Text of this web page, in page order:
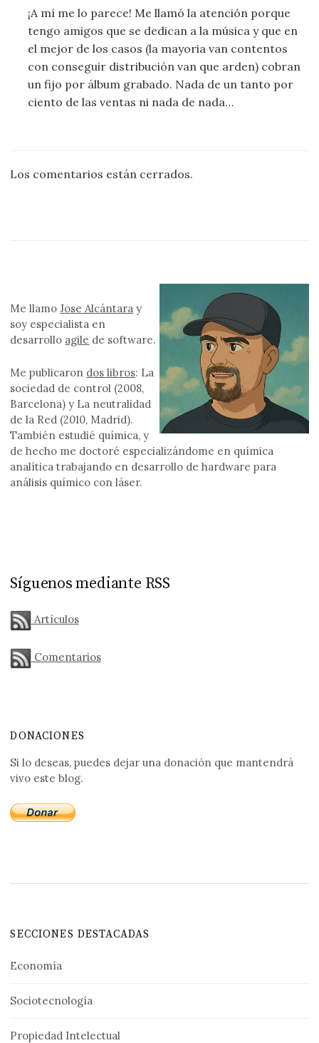
¡A mí me lo parece! Me llamó la atención porque
tengo amigos que se dedican a la música y que en
el mejor de los casos (la mayoria van contentos
con conseguir distribución van que arden) cobran
un fijo por álbum grabado. Nada de un tanto por
ciento de las ventas ni nada de nada…
Los comentarios están cerrados.
Me llamoJose Alcántara y
soy especialista en
desarrollo agile de software.
Me publicaron dos libros: La
sociedad de control (2008,
Barcelona) y La neutralidad
de la Red (2010, Madrid).
También estudié química, y
de hecho me doctoré especializándome en química
analítica trabajando en desarrollo de hardware para
análisis químico con láser.
Síguenos mediante RSS
Artículos
Comentarios
DONACIONES
Si lo deseas, puedes dejar una donación que mantendrá
vivo este blog.
SECCIONES DESTACADAS
Economía
Sociotecnología
Propiedad Intelectual